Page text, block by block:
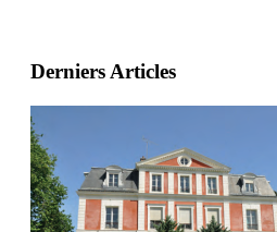
Derniers Articles